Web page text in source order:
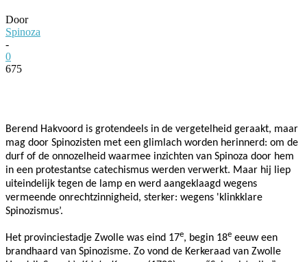
Door
Spinoza
-
0
675
Berend Hakvoord is grotendeels in de vergetelheid geraakt, maar
mag door Spinozisten met een glimlach worden herinnerd: om de
durf of de onnozelheid waarmee inzichten van Spinoza door hem
in een protestantse catechismus werden verwerkt. Maar hij liep
uiteindelijk tegen de lamp en werd aangeklaagd wegens
vermeende onrechtzinnigheid, sterker: wegens 'klinkklare
Spinozismus’.
Het provinciestadje Zwolle was eind 17e, begin 18e eeuw een
brandhaard van Spinozisme. Zo vond de Kerkeraad van Zwolle